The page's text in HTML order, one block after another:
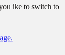
ike to switch to